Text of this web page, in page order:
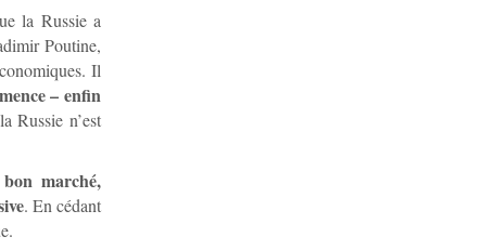
la Russie a
Poutine,
Il
– enfin
Russie n’est
marché,
. En cédant